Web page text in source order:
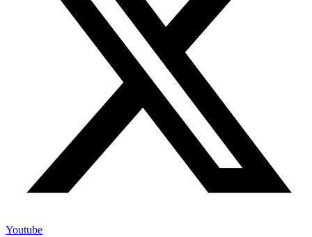
Youtube